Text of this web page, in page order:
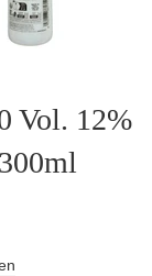
Vol. 12%